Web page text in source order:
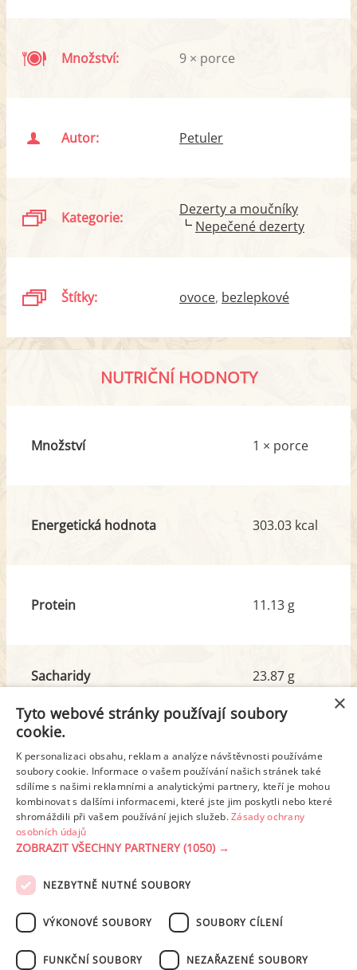
Množství: 9 × porce
Autor: Petuler
Kategorie:
Dezerty a moučníky
Nepečené dezerty
Štítky: ovoce bezlepkové
NUTRIČNÍ HODNOTY
Množství 1 × porce
Energetická hodnota 303.03 kcal
Protein 11.13 g
Sacharidy
z toho cukr
23.87 g
17.44 g
Tuk
z toho nas. mastné kyseliny
17.31 g
9.19 g
Detailní rozpis
PODMÍNKY UŽITÍ ZÁSADY OCHRANY OSOBNÍCH ÚDAJŮ
NASTAVENÍ COOKIES
×
Tyto webové stránky používají soubory
cookie.
K personalizaci obsahu, reklam a analýze návštěvnosti používáme
soubory cookie. Informace o vašem používání našich stránek také
sdílíme s našimi reklamními a analytickými partnery, kteří je mohou
kombinovat s dalšími informacemi, které jste jim poskytli nebo které
shromáždili při vašem používání jejich služeb.Zásady ochrany
osobních údajů
ZOBRAZIT VŠECHNY PARTNERY(1050) →
NEZBYTNĚ NUTNÉ SOUBORY
VÝKONOVÉ SOUBORY SOUBORY CÍLENÍ
FUNKČNÍ SOUBORY NEZAŘAZENÉ SOUBORY